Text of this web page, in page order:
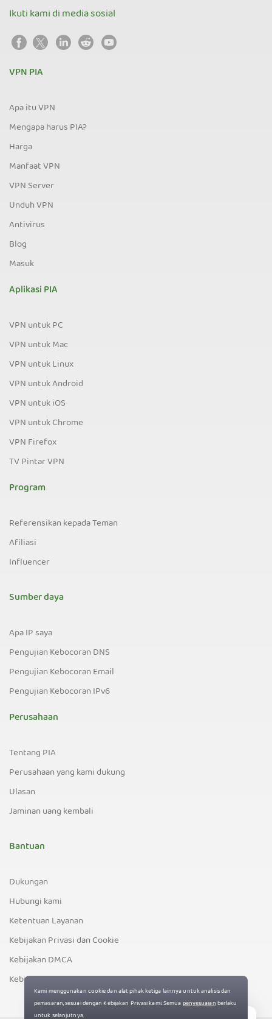
Ikuti kami di media sosial
VPN PIA
Apa itu VPN
Mengapa harus PIA?
Harga
Manfaat VPN
VPN Server
Unduh VPN
Antivirus
Blog
Masuk
Aplikasi PIA
VPN untuk PC
VPN untuk Mac
VPN untuk Linux
VPN untuk Android
VPN untuk iOS
VPN untuk Chrome
VPN Firefox
TV Pintar VPN
Program
Referensikan kepada Teman
Afiliasi
Influencer
Sumber daya
Apa IP saya
Pengujian Kebocoran DNS
Pengujian Kebocoran Email
Pengujian Kebocoran IPv6
Perusahaan
Tentang PIA
Perusahaan yang kami dukung
Ulasan
Jaminan uang kembali
Bantuan
Dukungan
Hubungi kami
Ketentuan Layanan
Kebijakan Privasi dan Cookie
Kebijakan DMCA
Kebijakan Kontrol Ekspor